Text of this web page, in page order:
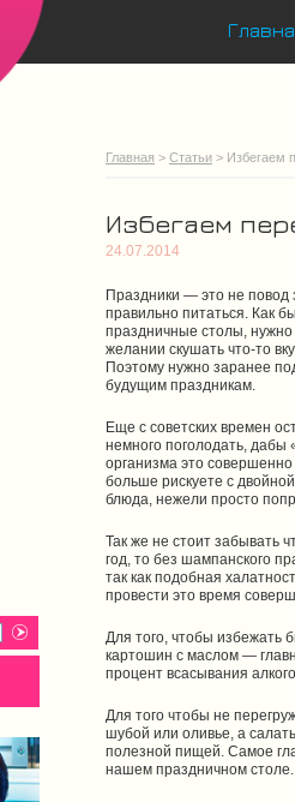
Главная > Статьи > Избегаем
Избегаем
24.07.2014
Праздники — это не повод
правильно питаться. Как
праздничные столы,
желании скушать что-то
Поэтому нужно заранее
будущим праздникам.
Еще с советских времен
немного поголодать, дабы
организма это
больше рискуете с
блюда, нежели просто
Так же не стоит забывать
год, то без шампанского
так как подобная
провести это время
Для того, чтобы избежать
картошин с маслом —
процент всасывания
Для того чтобы не
шубой или оливье, а
полезной пищей. Самое
нашем праздничном столе.